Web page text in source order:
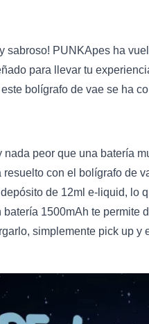
sabroso! PUNKApes ha
para llevar tu
bolígrafo de vae se ha
peor que una batería
con el bolígrafo de
de 12ml e-liquid, lo
1500mAh te permite
simplemente pick up y